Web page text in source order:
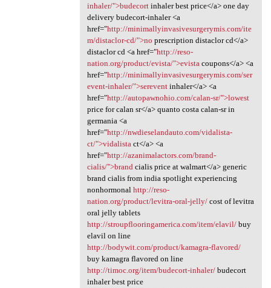
inhaler/">budecortinhaler best price</a> one day
delivery budecort-inhaler <a
href="http://minimallyinvasivesurgerymis.com/ite
m/distaclor-cd/">no prescription distaclor cd</a>
distaclor cd <a href="http://reso-
nation.org/product/evista/">evistacoupons</a> <a
href="http://minimallyinvasivesurgerymis.com/ser
event-inhaler/">sereventinhaler</a> <a
href="http://autopawnohio.com/calan-sr/">lowest
price for calan sr</a> quanto costa calan-sr in
germania <a
href="http://nwdieselandauto.com/vidalista-
ct/">vidalistact</a> <a
href="http://azanimalactors.com/brand-
cialis/">brandcialis price at walmart</a> generic
brand cialis from india spotlight experiencing
nonhormonal http://reso-
nation.org/product/levitra-oral-jelly/cost of levitra
oral jelly tablets
http://stroupflooringamerica.com/item/elavil/buy
elavil on line
http://bodywit.com/product/kamagra-flavored/
buy kamagra flavored on line
http://timoc.org/item/budecort-inhaler/budecort
inhaler best price